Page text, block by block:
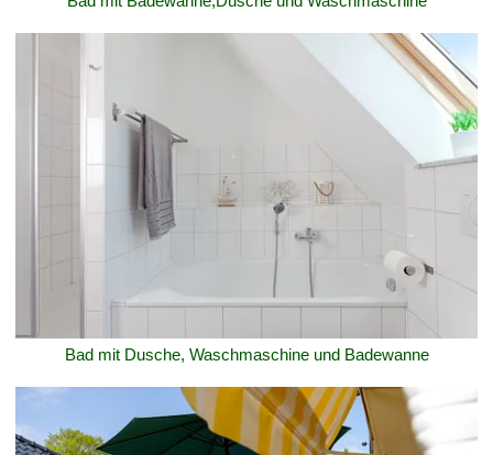
Bad mit Dusche, Waschmaschine und Badewanne